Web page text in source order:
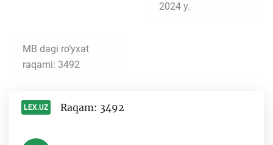
2024 y.
MB dagi ro‘yxat
raqami: 3492
LEX.UZ Raqam: 3492